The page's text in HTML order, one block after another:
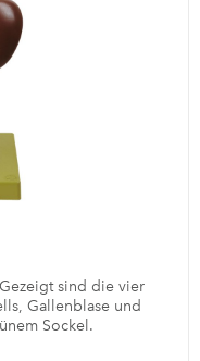
sind die vier
Gallenblase und
Sockel.